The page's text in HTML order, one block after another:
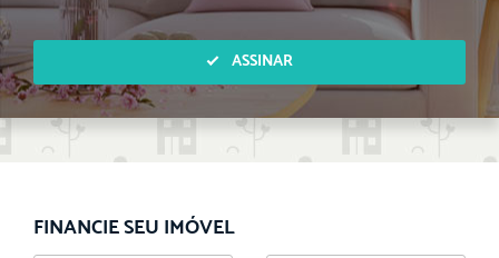
ASSINAR
FINANCIE SEU IMÓVEL